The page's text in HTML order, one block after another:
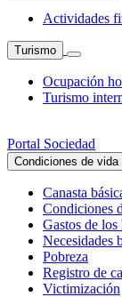
Actividades
Turismo
Ocupación
Turismo
Portal Sociedad
Condiciones de vida
Canasta
Condiciones
Gastos de los
Necesidades
Pobreza
Registro de
Victimización